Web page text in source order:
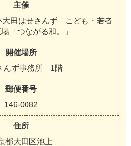
主催
大田はせさんず こども・若者
「つながる和。」
開催場所
んず事務所 1階
郵便番号
146-0082
住所
都大田区池上